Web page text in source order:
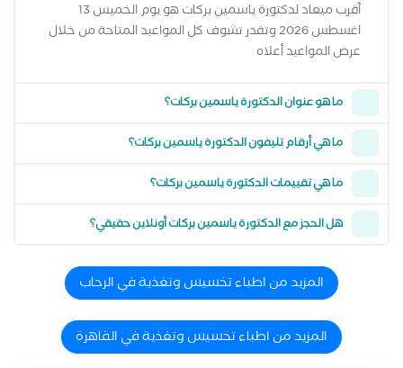
أقرب ميعاد لدكتورة ياسمين بركات هو يوم الخميس 13
اغسطس 2026 وتقدر تشوف كل المواعيد المتاحة من خلال
عرض المواعيد أعلاه
ما هو عنوان الدكتورة ياسمين بركات؟
ما هي أرقام تليفون الدكتورة ياسمين بركات؟
ما هي تقييمات الدكتورة ياسمين بركات؟
هل الحجز مع الدكتورة ياسمين بركات أونلاين حقيقي؟
المزيد من اطباء تخسيس وتغذية في الرحاب
المزيد من اطباء تخسيس وتغذية في القاهرة